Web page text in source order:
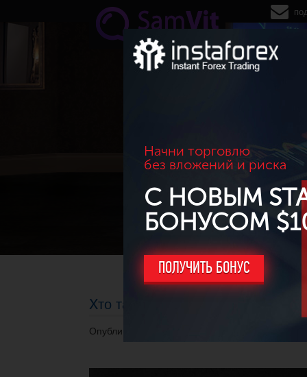
Перейти к основному содержанию
Начни торговлю
без вложений и риска
С НОВЫМ
БОНУСОМ
ПОЛУЧИТЬ БОНУС
Xто такое хайп (hype) и хейт
Опубликовано 06.03.2023 в 12:22.